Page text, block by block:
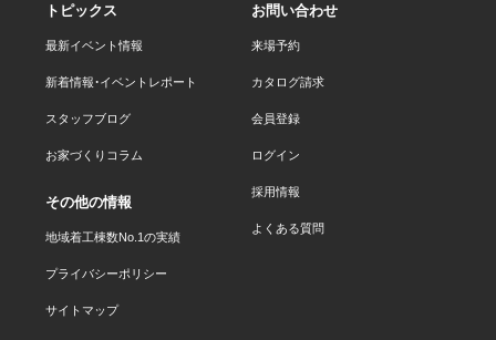
トピックス
最新イベント情報
新着情報・イベントレポート
スタッフブログ
お家づくりコラム
お問い合わせ
来場予約
カタログ請求
会員登録
ログイン
採用情報
よくある質問
その他の情報
地域着工棟数No.1の実績
プライバシーポリシー
サイトマップ